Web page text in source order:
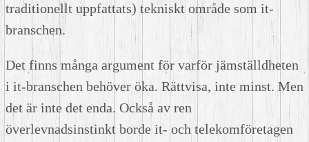
traditionellt uppfattats) tekniskt område som it-
branschen.
Det finns många argument för varför jämställdheten
i it-branschen behöver öka. Rättvisa, inte minst. Men
det är inte det enda. Också av ren
överlevnadsinstinkt borde it- och telekomföretagen